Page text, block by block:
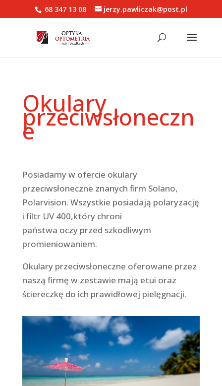
68 347 13 08 jerzy.pawliczak@post.pl
Okulary
przeciwsłoneczn
e
Posiadamy w ofercie okulary
przeciwsłoneczne znanych firm Solano,
Polarvision. Wszystkie posiadają polaryzację
i filtr UV 400,który chroni
państwa oczy przed szkodliwym
promieniowaniem.
Okulary przeciwsłoneczne oferowane przez
naszą firmę w zestawie mają etui oraz
ściereczkę do ich prawidłowej pielęgnacji.